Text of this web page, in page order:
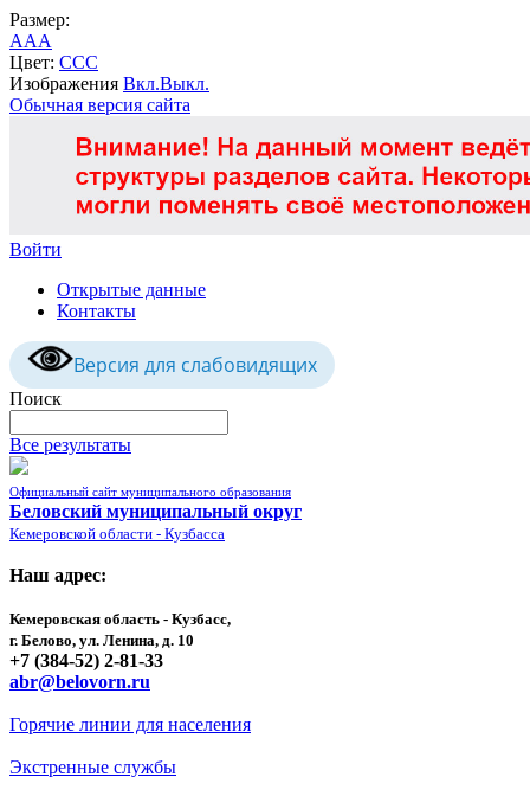
Размер:
AAA
Цвет: CCC
Изображения Вкл.Выкл.
Обычная версия сайта
Войти
Открытые данные
Контакты
Версия для слабовидящих
Поиск
Все результаты
Официальный сайт муниципального образования
Беловский муниципальный округ
Кемеровской области - Кузбасса
Наш адрес:
Кемеровская область - Кузбасс,
г. Белово, ул. Ленина, д. 10
+7 (384-52) 2-81-33
abr@belovorn.ru
Горячие линии для населения
Экстренные службы